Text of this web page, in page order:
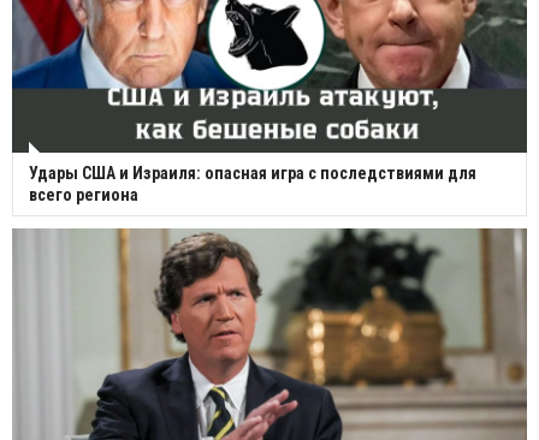
Удары США и Израиля: опасная игра с последствиями для
всего региона